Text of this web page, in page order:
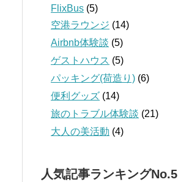
FlixBus (5)
空港ラウンジ (14)
Airbnb体験談 (5)
ゲストハウス (5)
パッキング(荷造り) (6)
便利グッズ (14)
旅のトラブル体験談 (21)
大人の美活動 (4)
人気記事ランキングNo.5